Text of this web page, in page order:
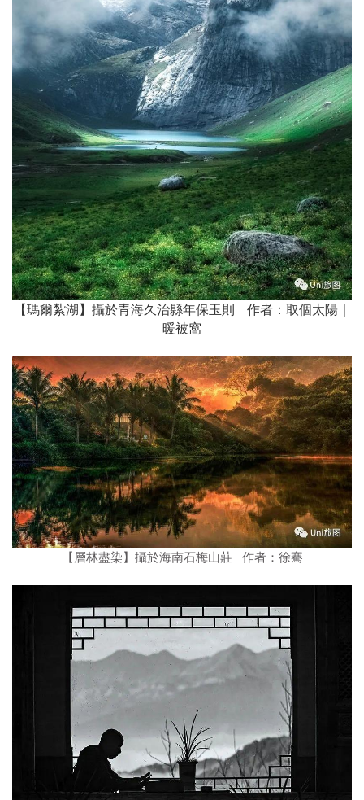
【瑪爾紮湖】攝於青海久治縣年保玉則 作者：取個太陽｜
暖被窩
【層林盡染】攝於海南石梅山莊 作者：徐騫